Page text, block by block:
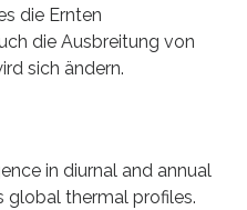
die Ernten
die Ausbreitung von
sich ändern.
in diurnal and annual
thermal profiles.